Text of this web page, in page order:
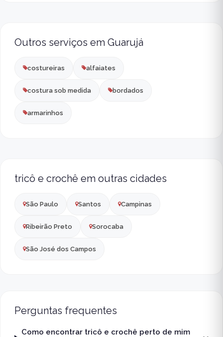
Outros serviços em Guarujá
costureiras alfaiates
costura sob medida bordados
armarinhos
tricô e crochê em outras cidades
São Paulo Santos Campinas
Ribeirão Preto Sorocaba
São José dos Campos
Perguntas frequentes
Como encontrar tricô e crochê perto de mim